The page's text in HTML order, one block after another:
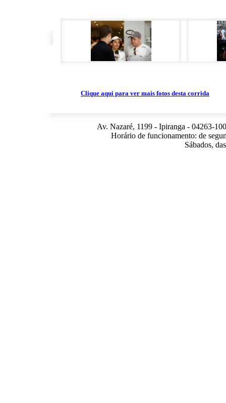
Clique aqui para ver mais fotos desta corrida
Av. Nazaré, 1199 - Ipiranga - 04263-
Horário de funcionamento: de
Sábados,